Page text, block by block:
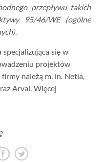
przepływu takich
95/46/WE (ogólne
się w
projektów
należą m. in. Netia,
Arval. Więcej